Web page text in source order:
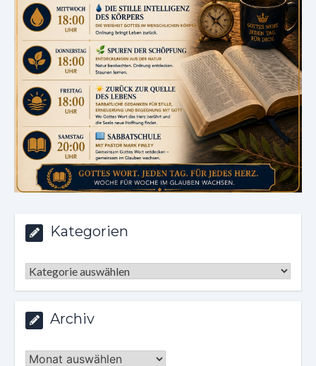
Kategorien
Kategorien
Archiv
Archiv